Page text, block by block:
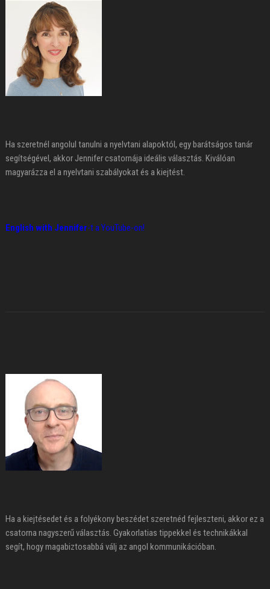
Ha szeretnél angolul tanulni a nyelvtani alapoktól, egy barátságos tanár
segítségével, akkor Jennifer csatornája ideális választás. Kiválóan
magyarázza el a nyelvtani szabályokat és a kiejtést.
English with Jennifer-t a YouTube-on!
Ha a kiejtésedet és a folyékony beszédet szeretnéd fejleszteni, akkor ez a
csatorna nagyszerű választás. Gyakorlatias tippekkel és technikákkal
segít, hogy magabiztosabbá válj az angol kommunikációban.